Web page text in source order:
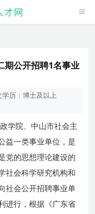
期公开招聘1名事业
学历：博士及以上
学院、中山市社会主
益一类事业单位，是
党的思想理论建设的
社会科学研究机构和
社会公开招聘事业单
进行，根据《广东省